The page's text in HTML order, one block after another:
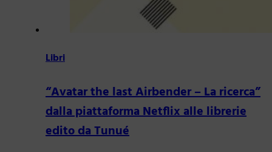
Libri
“Avatar the last Airbender – La ricerca”
dalla piattaforma Netflix alle librerie
edito da Tunué